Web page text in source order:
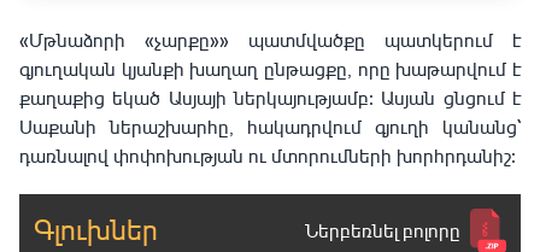
«Մթնաձորի «չարքը»» պատմվածքը պատկերում է
գյուղական կյանքի խաղաղ ընթացքը, որը խաթարվում է
քաղաքից եկած Ասյայի ներկայությամբ։ Ասյան ցնցում է
Սաքանի ներաշխարհը, հակադրվում գյուղի կանանց`
դառնալով փոփոխության ու մտորումների խորհրդանիշ։
Գլուխներ Ներբեռնել բոլորը